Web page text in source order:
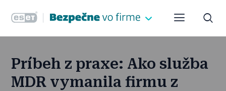
Príbeh z praxe: Ako služba
MDR vymanila firmu z